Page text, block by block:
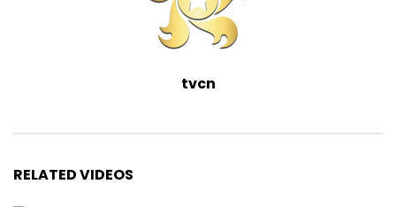
tvcn
RELATED VIDEOS